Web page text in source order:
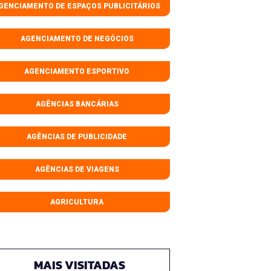
DE ESPAÇOS PUBLICITÁRIOS
AGENCIAMENTO DE NEGÓCIOS
AGENCIAMENTO ESPORTIVO
AGÊNCIAS BANCÁRIAS
AGÊNCIAS DE PUBLICIDADE
AGÊNCIAS DE VIAGENS
AGRICULTURA
MAIS VISITADAS